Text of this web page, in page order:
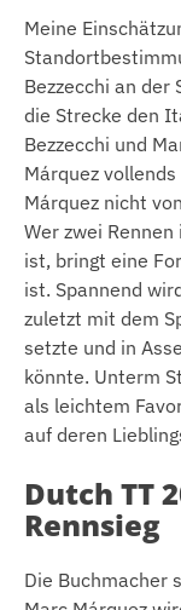
Meine
Bezzecchi an der
die Strecke den
Bezzecchi und
Márquez
Márquez nicht
Wer zwei
ist, bringt eine
ist. Spannend
zuletzt mit dem
setzte und in
könnte. Unterm
als leichtem
auf deren
Dutch TT
Rennsieg
Die Buchmacher